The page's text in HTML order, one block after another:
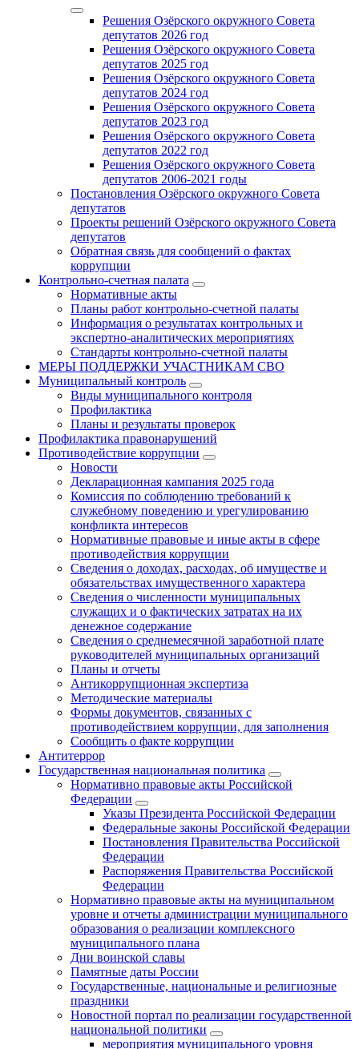
Решения Озёрского окружного Совета
депутатов 2026 год
Решения Озёрского окружного Совета
депутатов 2025 год
Решения Озёрского окружного Совета
депутатов 2024 год
Решения Озёрского окружного Совета
депутатов 2023 год
Решения Озёрского окружного Совета
депутатов 2022 год
Решения Озёрского окружного Совета
депутатов 2006-2021 годы
Постановления Озёрского окружного Совета
депутатов
Проекты решений Озёрского окружного Совета
депутатов
Обратная связь для сообщений о фактах
коррупции
Контрольно-счетная палата
Нормативные акты
Планы работ контрольно-счетной палаты
Информация о результатах контрольных и
экспертно-аналитических мероприятиях
Стандарты контрольно-счетной палаты
МЕРЫ ПОДДЕРЖКИ УЧАСТНИКАМ СВО
Муниципальный контроль
Виды муниципального контроля
Профилактика
Планы и результаты проверок
Профилактика правонарушений
Противодействие коррупции
Новости
Декларационная кампания 2025 года
Комиссия по соблюдению требований к
служебному поведению и урегулированию
конфликта интересов
Нормативные правовые и иные акты в сфере
противодействия коррупции
Сведения о доходах, расходах, об имуществе и
обязательствах имущественного характера
Сведения о численности муниципальных
служащих и о фактических затратах на их
денежное содержание
Сведения о среднемесячной заработной плате
руководителей муниципальных организаций
Планы и отчеты
Антикоррупционная экспертиза
Методические материалы
Формы документов, связанных с
противодействием коррупции, для заполнения
Сообщить о факте коррупции
Антитеррор
Государственная национальная политика
Нормативно правовые акты Российской
Федерации
Указы Президента Российской Федерации
Федеральные законы Российской Федерации
Постановления Правительства Российской
Федерации
Распоряжения Правительства Российской
Федерации
Нормативно правовые акты на муниципальном
уровне и отчеты администрации муниципального
образования о реализации комплексного
муниципального плана
Дни воинской славы
Памятные даты России
Государственные, национальные и религиозные
праздники
Новостной портал по реализации государственной
национальной политики
мероприятия муниципального уровня